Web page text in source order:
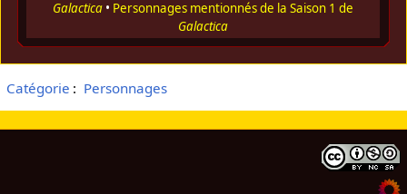
Galactica • Personnages mentionnés de la Saison 1 de
Galactica
Catégorie : Personnages